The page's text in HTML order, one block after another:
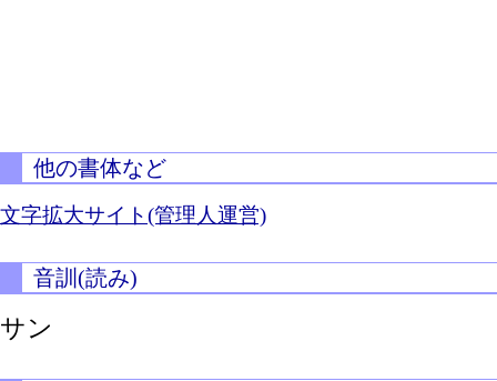
他の書体など
文字拡大サイト(管理人運営)
音訓(読み)
サン